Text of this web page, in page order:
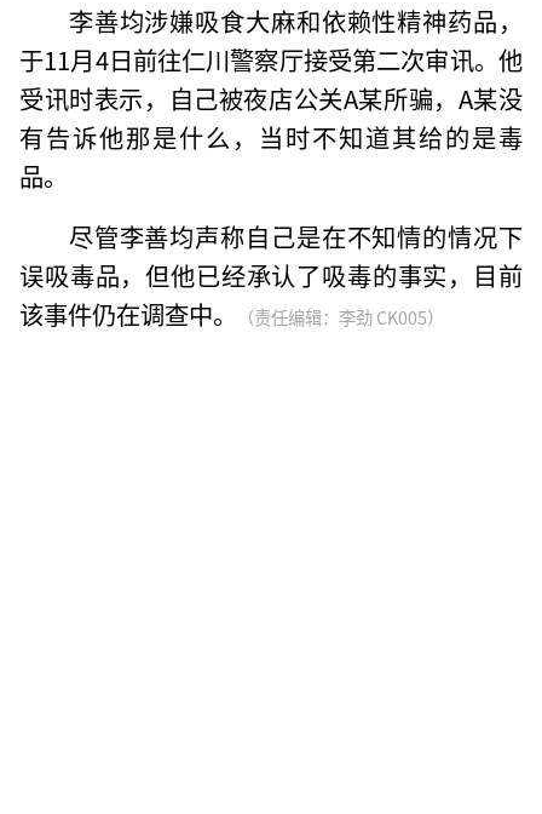
李善均涉嫌吸食大麻和依赖性精神药品，
于11月4日前往仁川警察厅接受第二次审讯。他
受讯时表示，自己被夜店公关A某所骗，A某没
有告诉他那是什么，当时不知道其给的是毒
品。
尽管李善均声称自己是在不知情的情况下
误吸毒品，但他已经承认了吸毒的事实，目前
该事件仍在调查中。
（责任编辑：李劲 CK005）